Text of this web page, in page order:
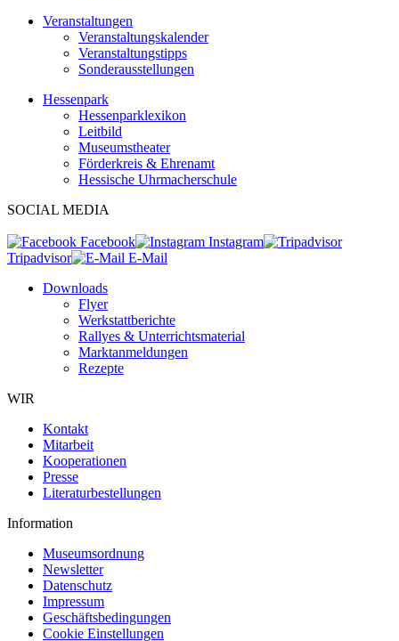
Veranstaltungen
Veranstaltungskalender
Veranstaltungstipps
Sonderausstellungen
Hessenpark
Hessenparklexikon
Leitbild
Museumstheater
Förderkreis & Ehrenamt
Hessische Uhrmacherschule
SOCIAL MEDIA
Facebook
Instagram
Tripadvisor
E-Mail
Downloads
Flyer
Werkstattberichte
Rallyes & Unterrichtsmaterial
Marktanmeldungen
Rezepte
WIR
Kontakt
Mitarbeit
Kooperationen
Presse
Literaturbestellungen
Information
Museumsordnung
Newsletter
Datenschutz
Impressum
Geschäftsbedingungen
Cookie Einstellungen